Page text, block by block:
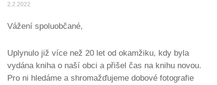
2.2.2022
Vážení spoluobčané,
Uplynulo již více než 20 let od okamžiku, kdy byla
vydána kniha o naší obci a přišel čas na knihu novou.
Pro ni hledáme a shromažďujeme dobové fotografie